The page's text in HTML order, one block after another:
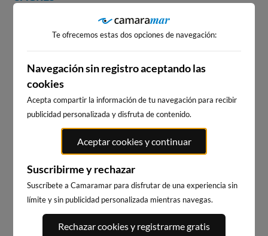
PREVISIÓN METEOROLOGÍA
WEBCAM PONTA RUIVA,
SAGRES
WEBCAMS CERCANAS
PLAYA DEL PALMAR, VEJER
DE LA FRONTERA
BAIONA
Te ofrecemos estas dos opciones de navegación:
Navegación sin registro aceptando las
cookies
Acepta compartir la información de tu navegación para recibir
publicidad personalizada y disfruta de contenido.
Aceptar cookies y continuar
Suscribirme y rechazar
Suscríbete a Camaramar para disfrutar de una experiencia sin
límite y sin publicidad personalizada mientras navegas.
Rechazar cookies y registrarme gratis